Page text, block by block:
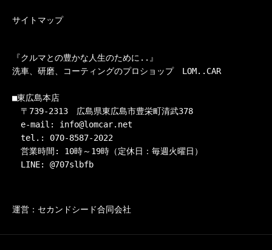
サイトマップ
『クルマとの豊かな人生のために..』
洗車、研磨、コーティングのプロショップ　LOM..CAR
■東広島本店
〒739-2313　広島県東広島市豊栄町清武378
e-mail: info@lomcar.net
tel.: 070-8587-2022
営業時間: 10時～19時（定休日：毎週火曜日）
LINE: @707slbfb
運営：セカンドシード合同会社